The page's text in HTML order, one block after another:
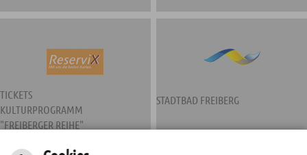
TICKETS
KULTURPROGRAMM
"FREIBERGER REIHE"
STADTBAD FREIBERG